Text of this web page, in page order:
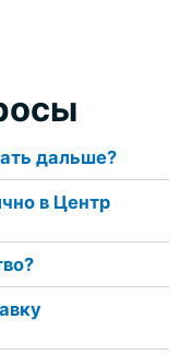
дальше?
в Центр